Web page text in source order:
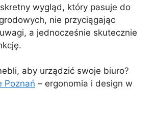
wygląd, który pasuje do
nie przyciągając
a jednocześnie skutecznie
aby urządzić swoje biuro?
Poznań – ergonomia i design w